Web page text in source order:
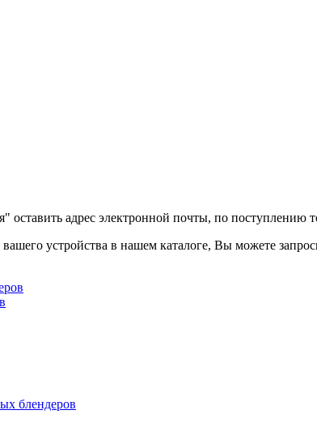
адрес электронной почты, по поступлению
устройства в нашем каталоге, Вы можете
блендеров